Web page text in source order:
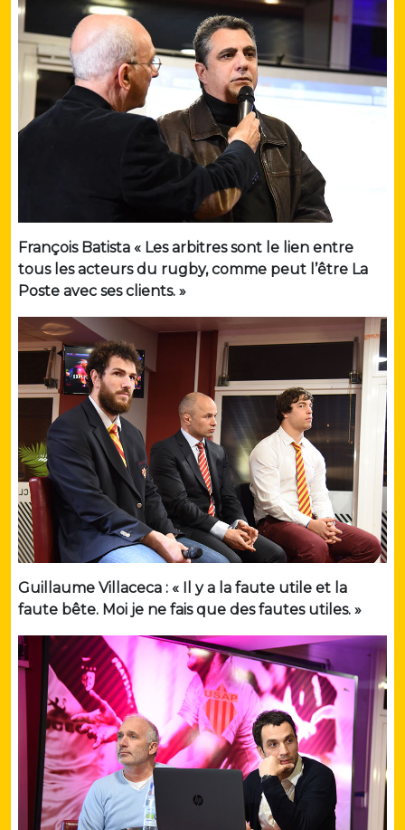
François Batista « Les arbitres sont le lien entre
tous les acteurs du rugby, comme peut l’être La
Poste avec ses clients. »
Guillaume Villaceca : « Il y a la faute utile et la
faute bête. Moi je ne fais que des fautes utiles. »